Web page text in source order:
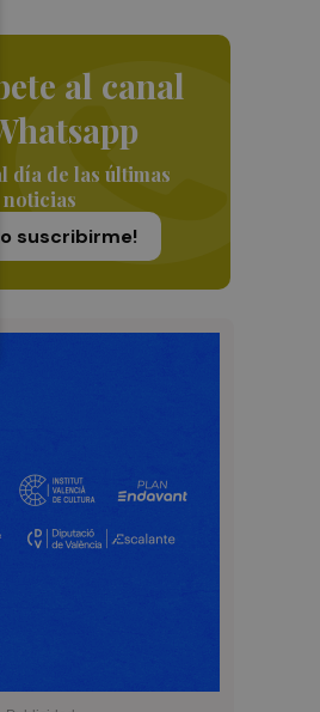
al canal
día de las últimas
noticias
suscribirme!